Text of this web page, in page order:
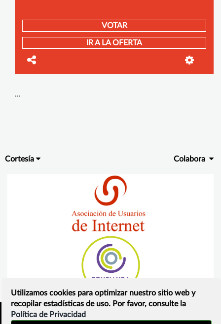
VOTAR
IR A LA OFERTA
...
Cortesía Colabora
Utilizamos cookies para optimizar nuestro sitio web y
recopilar estadísticas de uso. Por favor, consulte la
Política de Privacidad